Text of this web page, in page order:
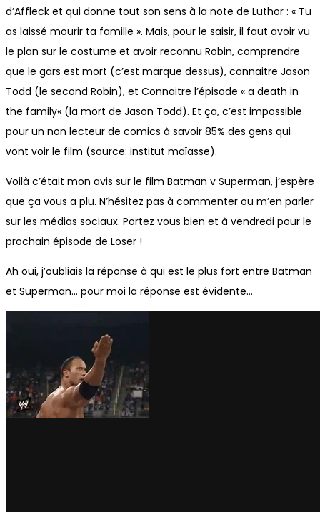
d’Affleck et qui donne tout son sens à la note de Luthor : « Tu
as laissé mourir ta famille ». Mais, pour le saisir, il faut avoir vu
le plan sur le costume et avoir reconnu Robin, comprendre
que le gars est mort (c’est marque dessus), connaitre Jason
Todd (le second Robin), et Connaitre l’épisode « a death in
the family« (la mort de Jason Todd). Et ça, c’est impossible
pour un non lecteur de comics à savoir 85% des gens qui
vont voir le film (source: institut maïasse).
Voilà c’était mon avis sur le film Batman v Superman, j’espère
que ça vous a plu. N’hésitez pas à commenter ou m’en parler
sur les médias sociaux. Portez vous bien et à vendredi pour le
prochain épisode de Loser !
Ah oui, j’oubliais la réponse à qui est le plus fort entre Batman
et Superman… pour moi la réponse est évidente…